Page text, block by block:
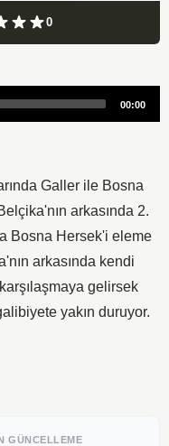
0
00:00
Galler ile Bosna
arkasında 2.
Bosna Hersek'i eleme
arkasında kendi
gelirsek
yakın duruyor.
GÜNCELLEME